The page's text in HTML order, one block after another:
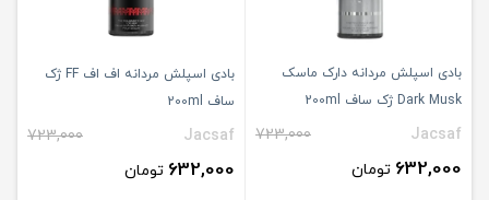
بادی اسپلش مردانه دارک ماسک
Dark Musk ژک ساف 200ml
Jacsaf
723,000
632,000 تومان
بادی اسپلش مردانه اف اف FF ژک
ساف 200ml
Jacsaf
723,000
632,000 تومان